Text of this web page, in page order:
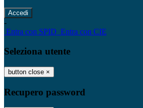
-
Entra con SPID Entra con CIE
Seleziona utente
button close ×
Recupero password